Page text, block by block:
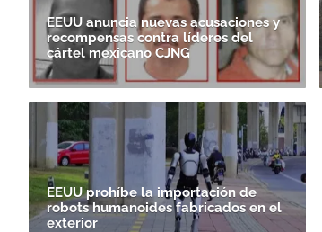
EEUU anuncia nuevas acusaciones y
recompensas contra líderes del
cártel mexicano CJNG
EEUU prohíbe la importación de
robots humanoides fabricados en el
exterior